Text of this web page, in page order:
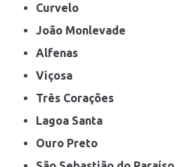
Curvelo
João Monlevade
Alfenas
Viçosa
Três Corações
Lagoa Santa
Ouro Preto